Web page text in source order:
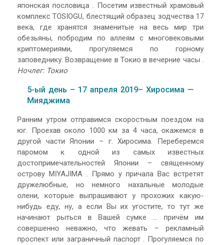
японская пословица . Посетим известный храмовый
комплекс TOSIOGU, блестящий образец зодчества 17
века, где хранятся знаменитые на весь мир три
обезьяны, побродим по аллеям с многовековыми
криптомериями, прогуляемся по горному
заповеднику. Возвращение в Токио в вечерние часы .
Ночлег: Токио
5-ый день – 17 апреля 2019– Хиросима —
Мияджима
Ранним утром отправимся скоростным поездом на
юг. Проехав около 1000 км за 4 часа, окажемся в
другой части Японии – г. Хиросима. Переберемся
паромом к одной из самых известных
достопримечательностей Японии – священному
острову MIYAJIMA . Прямо у причала Вас встретят
дружелюбные, но немного нахальные молодые
олени, которые выпрашивают у прохожих какую-
нибудь еду, ну, а если Вы их угостите, то тут же
начинают рыться в Вашей сумке … причём им
совершенно неважно, что жевать – рекламный
проспект или заграничный паспорт . Прогуляемся по